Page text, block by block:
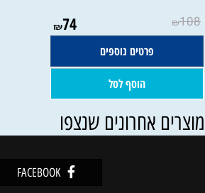
₪108
₪74
פרטים נוספים
הוסף לסל
אחרונים שנצפו
FACEBOOK